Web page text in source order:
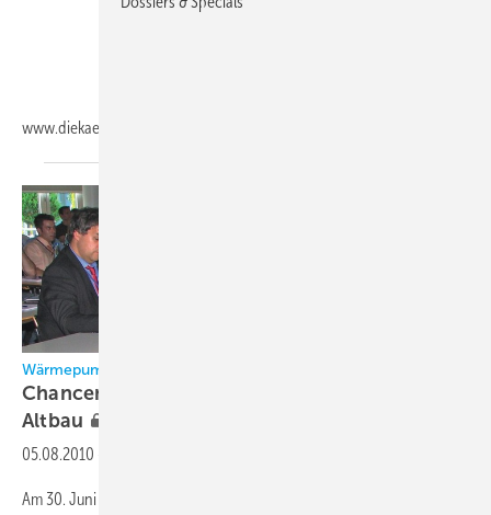
www.diekaelte.de/gentner.dll/PL_102988_751195
Wärmepumpen-Symposium 2010 des TWK Karlsruhe
Chancen und Einsatzmöglichkeiten im
Altbau
05.08.2010
Am 30. Juni 2010 fand in Karlsruhe das diesjährige